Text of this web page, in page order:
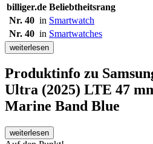
billiger.de Beliebtheitsrang
Nr. 40 in Smartwatch
Nr. 40 in Smartwatches
weiterlesen
Produktinfo zu
Ultra (2025) LTE 47
Marine Band Blue
weiterlesen